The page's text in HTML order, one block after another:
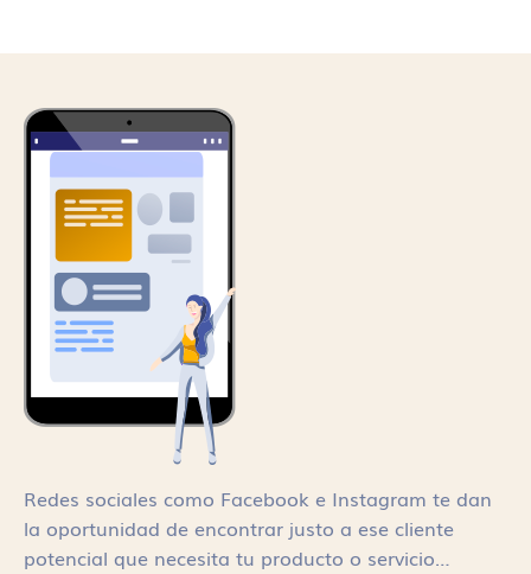
Redes sociales como Facebook e Instagram te dan
la oportunidad de encontrar justo a ese cliente
potencial que necesita tu producto o servicio…